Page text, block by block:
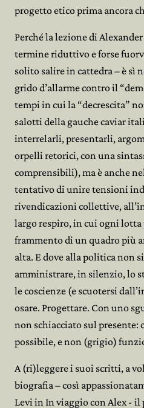
progetto etico prima ancora
Perché la lezione di
termine riduttivo e forse
solito salire in cattedra – è sì
grido d’allarme contro il
tempi in cui la “decrescita”
salotti della gauche caviar
interrelarli, presentarli,
orpelli retorici, con una
comprensibili), ma è anche
tentativo di unire tensioni
rivendicazioni collettive,
largo respiro, in cui ogni lotta
frammento di un quadro più
alta. E dove alla politica non
amministrare, in silenzio, lo
le coscienze (e scuotersi
osare. Progettare. Con uno
non schiacciato sul presente:
possibile, e non (grigio)
A (ri)leggere i suoi scritti, a
biografia – così
Levi in In viaggio con Alex -